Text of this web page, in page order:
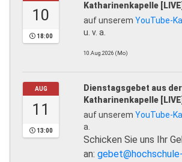
10
18:00
Katharinenkapelle [LIVE]
auf unserem YouTube-
u. v. a.
10.Aug.2026 (Mo)
AUG
11
13:00
Dienstagsgebet aus der
Katharinenkapelle [LIVE]
auf unserem YouTube-
a.
Schicken Sie uns Ihr
an: gebet@hochschule-